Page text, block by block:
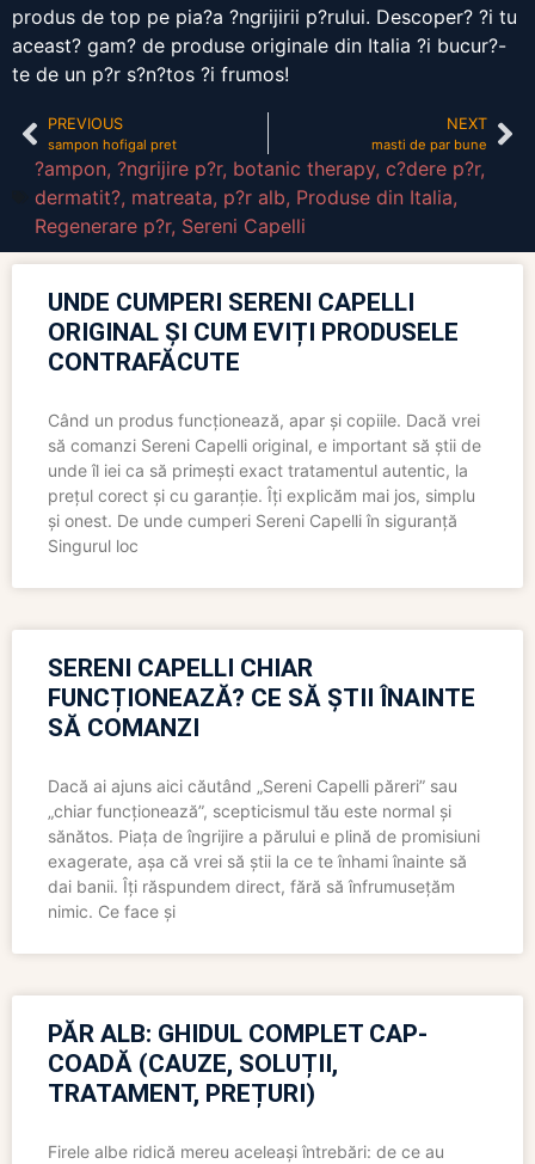
produs de top pe pia?a ?ngrijirii p?rului. Descoper? ?i tu
aceast? gam? de produse originale din Italia ?i bucur?-
te de un p?r s?n?tos ?i frumos!
PREVIOUS
sampon hofigal pret
NEXT
masti de par bune
?ampon, ?ngrijire p?r, botanic therapy, c?dere p?r,
dermatit?, matreata, p?r alb, Produse din Italia,
Regenerare p?r, Sereni Capelli
UNDE CUMPERI SERENI CAPELLI
ORIGINAL ȘI CUM EVIȚI PRODUSELE
CONTRAFĂCUTE
Când un produs funcționează, apar și copiile. Dacă vrei
să comanzi Sereni Capelli original, e important să știi de
unde îl iei ca să primești exact tratamentul autentic, la
prețul corect și cu garanție. Îți explicăm mai jos, simplu
și onest. De unde cumperi Sereni Capelli în siguranță
Singurul loc
SERENI CAPELLI CHIAR
FUNCȚIONEAZĂ? CE SĂ ȘTII ÎNAINTE
SĂ COMANZI
Dacă ai ajuns aici căutând „Sereni Capelli păreri” sau
„chiar funcționează”, scepticismul tău este normal și
sănătos. Piața de îngrijire a părului e plină de promisiuni
exagerate, așa că vrei să știi la ce te înhami înainte să
dai banii. Îți răspundem direct, fără să înfrumusețăm
nimic. Ce face și
PĂR ALB: GHIDUL COMPLET CAP-
COADĂ (CAUZE, SOLUȚII,
TRATAMENT, PREȚURI)
Firele albe ridică mereu aceleași întrebări: de ce au